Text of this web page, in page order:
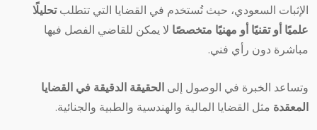
الإثبات السعودي، حيث تُستخدم في القضايا التي تتطلبتحليلًا
علميًا أو تقنيًا أو مهنيًا متخصصًا لا يمكن للقاضي الفصل فيها
مباشرة دون رأي فني.
وتساعد الخبرة في الوصول إلى الحقيقة الدقيقة في القضايا
المعقدة مثل القضايا المالية والهندسية والطبية والجنائية.